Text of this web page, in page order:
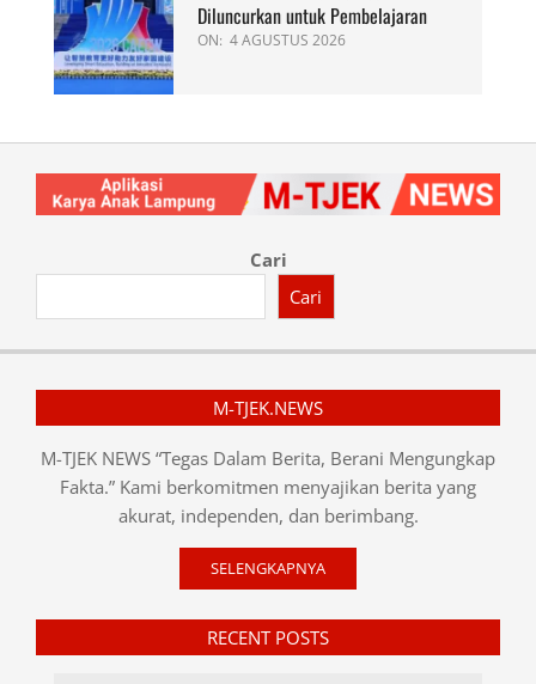
Diluncurkan untuk Pembelajaran
ON: 4 AGUSTUS 2026
Cari
Cari
M-TJEK.NEWS
M-TJEK NEWS “Tegas Dalam Berita, Berani Mengungkap
Fakta.” Kami berkomitmen menyajikan berita yang
akurat, independen, dan berimbang.
SELENGKAPNYA
RECENT POSTS